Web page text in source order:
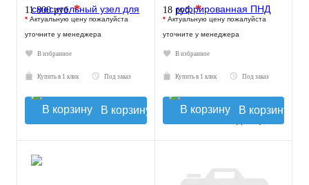
11 800 руб.*
* Актуальную цену пожалуйста
уточните у менеджера
В избранное
Купить в 1 клик Под заказ
В корзину
18 руб.*
* Актуальную цену пожалуйста
уточните у менеджера
В избранное
Купить в 1 клик Под заказ
В корзину